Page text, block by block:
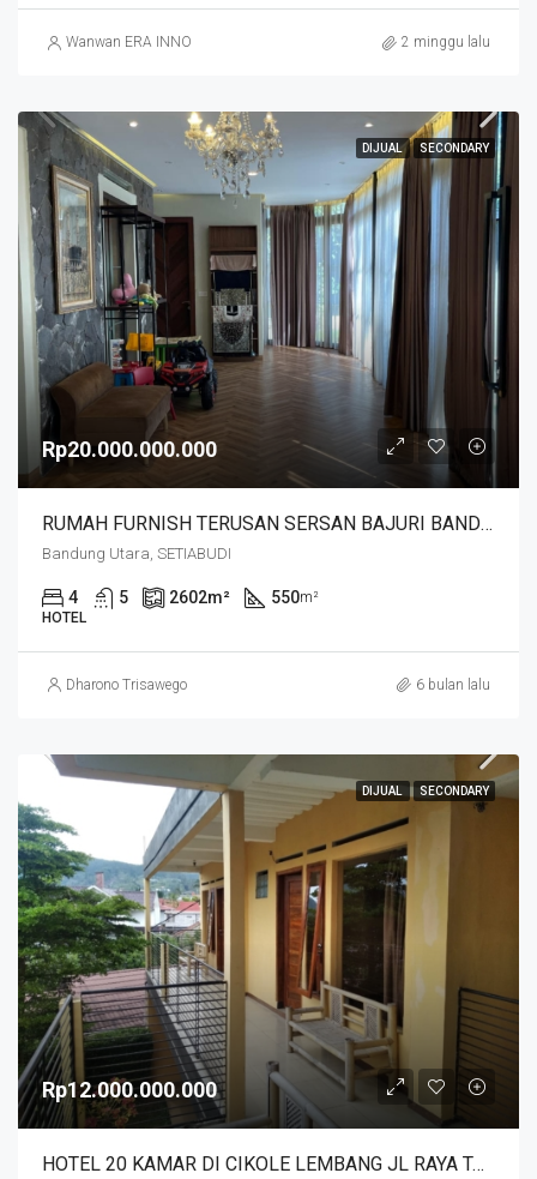
Wanwan ERA INNO 2 minggu lalu
DIJUAL SECONDARY
Rp20.000.000.000
RUMAH FURNISH TERUSAN SERSAN BAJURI BANDUNG
Bandung Utara, SETIABUDI
4 5 2602m² 550m²
HOTEL
Dharono Trisawego 6 bulan lalu
DIJUAL SECONDARY
Rp12.000.000.000
HOTEL 20 KAMAR DI CIKOLE LEMBANG JL RAYA TANGKUBAN PERAHU